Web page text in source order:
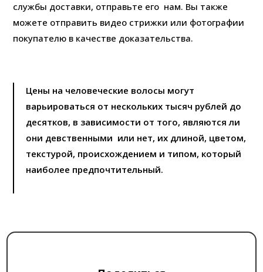
службы доставки, отправьте его нам. Вы также
можете отправить видео стрижки или фотографии
покупателю в качестве доказательства.
Цены на человеческие волосы могут
варьироваться от нескольких тысяч рублей до
десятков, в зависимости от того, являются ли
они девственными или нет, их длиной, цветом,
текстурой, происхождением и типом, который
наиболее предпочтительный.